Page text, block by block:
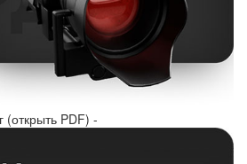
(открыть PDF) -